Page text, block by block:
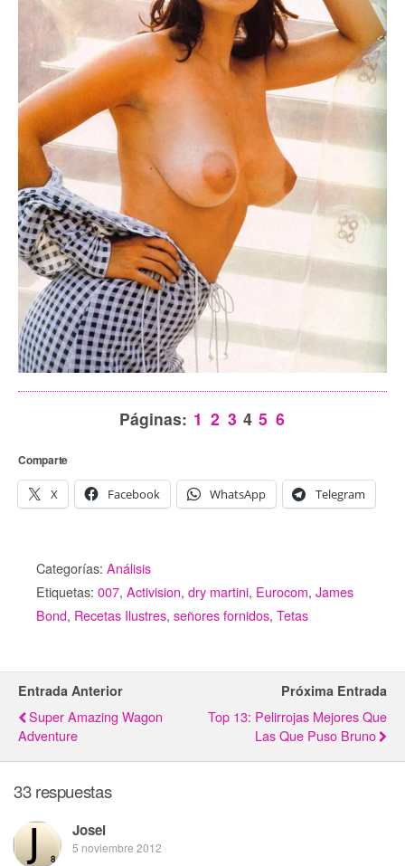
Páginas: 1 2 3 4 5 6
Comparte
X Facebook WhatsApp Telegram
Categorías: Análisis
Etiquetas: 007, Activision, dry martini, Eurocom, James
Bond, Recetas Ilustres, señores fornidos, Tetas
Entrada Anterior
Super Amazing Wagon
Adventure
Próxima Entrada
Top 13: Pelirrojas Mejores Que
Las Que Puso Bruno
33 respuestas
Josei
5 noviembre 2012